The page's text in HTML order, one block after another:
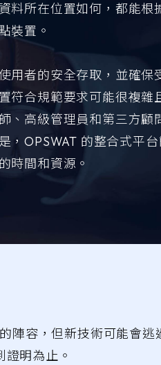
料所在位置如何，都能根
裝置。
用者的安全存取，並確保
符合規範要求可能很複雜
、高級管理員和第三方顧
，OPSWAT 的整合式平
時間和資源。
陣容，但新技術可能會逃
明為止。